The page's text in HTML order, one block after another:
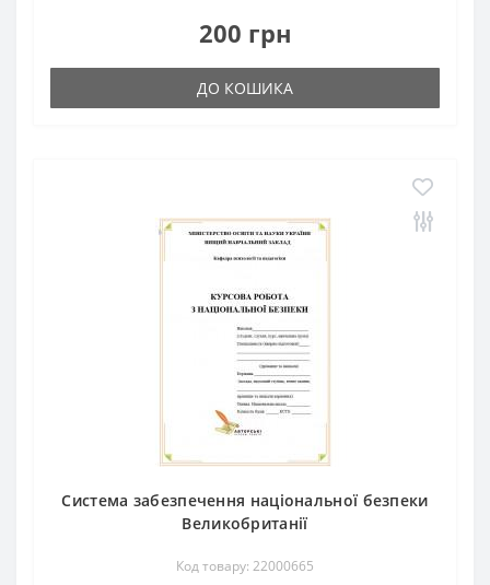
200 грн
ДО КОШИКА
Система забезпечення національної безпеки
Великобританії
Код товару: 22000665